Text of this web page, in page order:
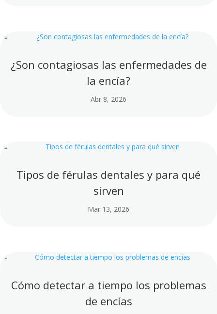
¿Son contagiosas las enfermedades de
la encía?
Abr 8, 2026
Tipos de férulas dentales y para qué
sirven
Mar 13, 2026
Cómo detectar a tiempo los problemas
de encías